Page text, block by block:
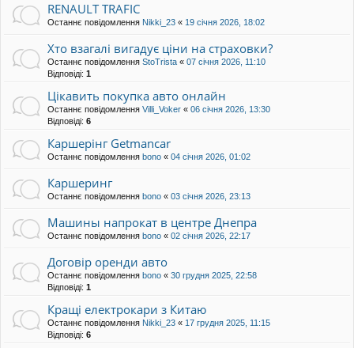
RENAULT TRAFIC
Останнє повідомлення Nikki_23 « 19 січня 2026, 18:02
Хто взагалі вигадує ціни на страховки?
Останнє повідомлення StoTrista « 07 січня 2026, 11:10
Відповіді: 1
Цікавить покупка авто онлайн
Останнє повідомлення Villi_Voker « 06 січня 2026, 13:30
Відповіді: 6
Каршерінг Getmancar
Останнє повідомлення bono « 04 січня 2026, 01:02
Каршеринг
Останнє повідомлення bono « 03 січня 2026, 23:13
Машины напрокат в центре Днепра
Останнє повідомлення bono « 02 січня 2026, 22:17
Договір оренди авто
Останнє повідомлення bono « 30 грудня 2025, 22:58
Відповіді: 1
Кращі електрокари з Китаю
Останнє повідомлення Nikki_23 « 17 грудня 2025, 11:15
Відповіді: 6